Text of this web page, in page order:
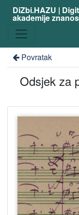
DiZbi.HAZU |
akademije
Povratak
Odsjek za